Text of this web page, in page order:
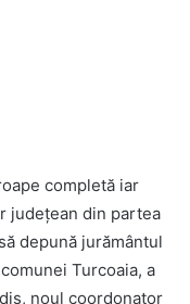
completă iar
județean din partea
depună jurământul
Turcoaia, a
noul coordonator